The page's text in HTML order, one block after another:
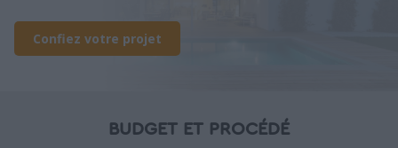
Confiez votre projet
BUDGET ET PROCÉDÉ